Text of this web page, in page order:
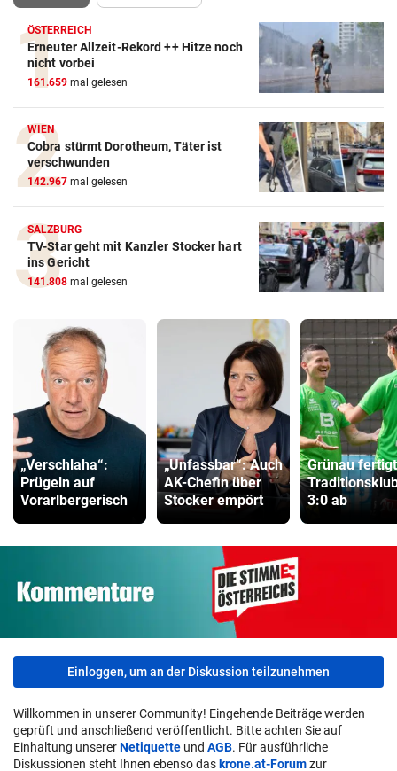
ÖSTERREICH
Erneuter Allzeit-Rekord ++ Hitze noch
nicht vorbei
161.659 mal gelesen
WIEN
Cobra stürmt Dorotheum, Täter ist
verschwunden
142.967 mal gelesen
SALZBURG
TV-Star geht mit Kanzler Stocker hart
ins Gericht
141.808 mal gelesen
„Verschlaha“:
Prügeln auf
Vorarlbergerisch
„Unfassbar“: Auch
AK-Chefin über
Stocker empört
Grünau
3:0 ab
Einloggen, um an der Diskussion teilzunehmen
Willkommen in unserer Community! Eingehende Beiträge werden
geprüft und anschließend veröffentlicht. Bitte achten Sie auf
Einhaltung unsererNetiquette und AGB. Für ausführliche
Diskussionen steht Ihnen ebenso das krone.at-Forumzur